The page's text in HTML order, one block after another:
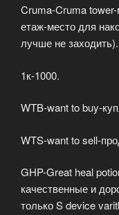
Cruma-Cruma
етаж-место для
лучше не заходить).
1к-1000.
WTB-want to buy-
WTS-want to sell-
GHP-Great heal
качественные и
только S device